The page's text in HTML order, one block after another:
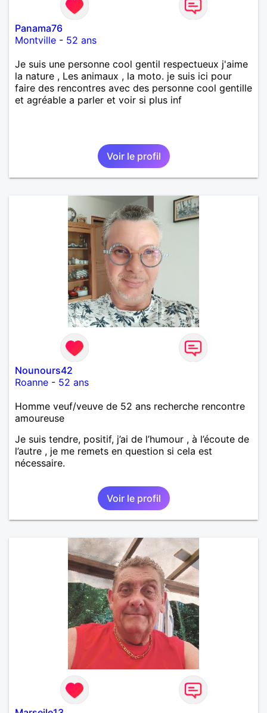
Panama76
Montville - 52 ans
Je suis une personne cool gentil respectueux j'aime
la nature , Les animaux , la moto. je suis ici pour
faire des rencontres avec des personne cool gentille
et agréable a parler et voir si plus inf
Voir le profil
Nounours42
Roanne - 52 ans
Homme veuf/veuve de 52 ans recherche rencontre
amoureuse
Je suis tendre, positif, j’ai de l’humour , à l’écoute de
l’autre , je me remets en question si cela est
nécessaire.
Voir le profil